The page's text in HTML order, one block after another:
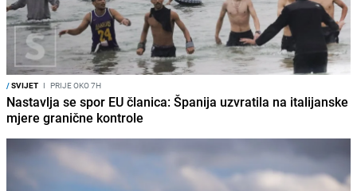
/SVIJET I PRIJE OKO 7H
Nastavlja se spor EU članica: Španija uzvratila na italijanske
mjere granične kontrole